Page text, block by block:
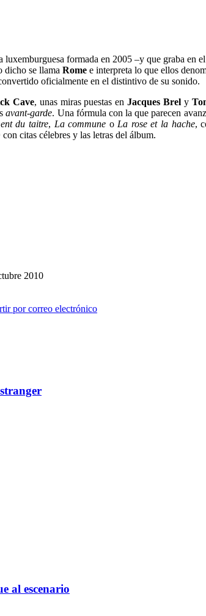
luxemburguesa formada en 2005 –y que graba en
dicho se llama Rome e interpreta lo que ellos
oficialmente en el distintivo de su sonido.
Cave, unas miras puestas enJacques Brel y
avant-garde. Una fórmula con la que parecen
du taitre, La commune o La rose et la hache,
citas célebres y las letras del álbum.
2010
por correo electrónico
al escenario